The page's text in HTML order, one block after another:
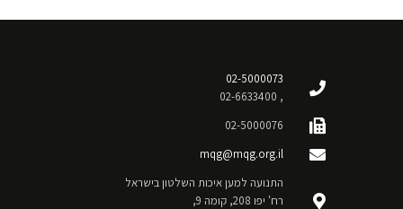
02-5000073
, 02-6633400
02-5000076
mqg@mqg.org.il
התנועה למען איכות השלטון בישראל
רח' יפו 208, קומה 9,